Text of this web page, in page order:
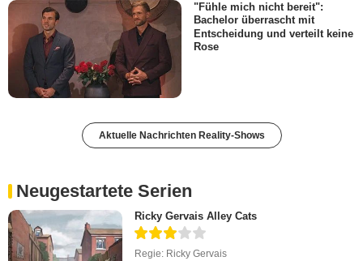
"Fühle mich nicht bereit":
Bachelor überrascht mit
Entscheidung und verteilt keine
Rose
Aktuelle Nachrichten Reality-Shows
Neugestartete Serien
Ricky Gervais Alley Cats
Regie: Ricky Gervais